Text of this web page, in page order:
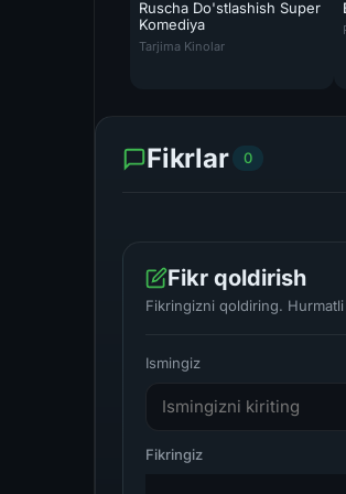
Ruscha Do'stlashish Super
Komediya
Ruscha Do'stlashish Super
Tarjima Kinolar
Fikrlar 0
Fikr qoldirish
Fikringizni qoldiring.
Ismingiz